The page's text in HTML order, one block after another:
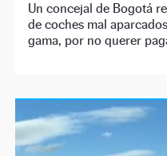
Un concejal de Bogotá
de coches mal
gama, por no querer